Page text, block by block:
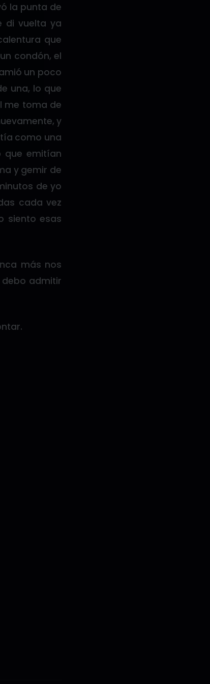
la punta de
di vuelta ya
que
condón, el
un poco
una, lo que
me toma de
y
como una
que emitían
y gemir de
de yo
cada vez
siento esas
más nos
admitir